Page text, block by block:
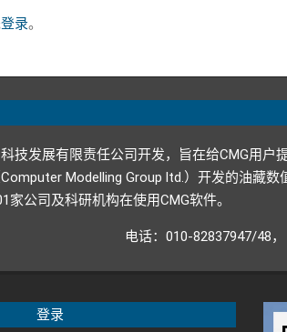
登录。
技发展有限责任公司开发，旨在给CMG用
Modelling Group ltd.）开发的油藏
家公司及科研机构在使用CMG软件。
电话：010-82837947/48
登录